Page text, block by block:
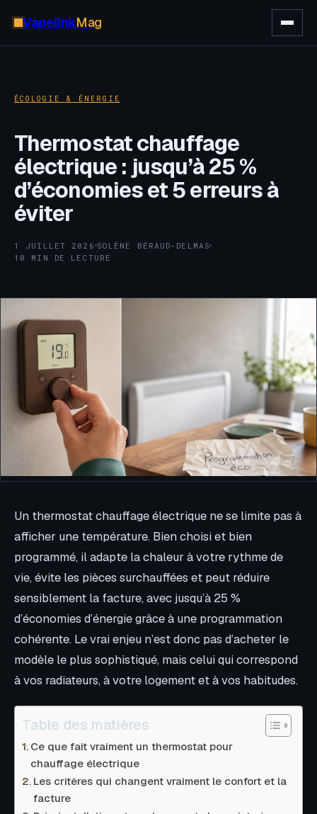
VapelinkMag
ÉCOLOGIE & ÉNERGIE
Thermostat chauffage
électrique : jusqu’à 25 %
d’économies et 5 erreurs à
éviter
1 JUILLET 2026 ·
SOLÈNE BÉRAUD-DELMAS·
10 MIN DE LECTURE
Un thermostat chauffage électrique ne se limite pas à
afficher une température. Bien choisi et bien
programmé, il adapte la chaleur à votre rythme de
vie, évite les pièces surchauffées et peut réduire
sensiblement la facture, avec jusqu’à 25 %
d’économies d’énergie grâce à une programmation
cohérente. Le vrai enjeu n’est donc pas d’acheter le
modèle le plus sophistiqué, mais celui qui correspond
à vos radiateurs, à votre logement et à vos habitudes.
Table des matières
Ce que fait vraiment un thermostat pour
chauffage électrique
Les critères qui changent vraiment le confort et la
facture